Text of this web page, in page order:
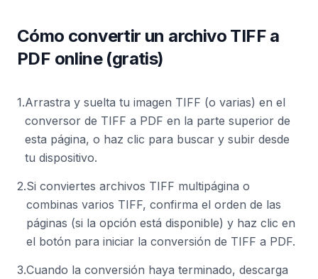
Cómo convertir un archivo TIFF a
PDF online (gratis)
1.Arrastra y suelta tu imagen TIFF (o varias) en el
conversor de TIFF a PDF en la parte superior de
esta página, o haz clic para buscar y subir desde
tu dispositivo.
2.Si conviertes archivos TIFF multipágina o
combinas varios TIFF, confirma el orden de las
páginas (si la opción está disponible) y haz clic en
el botón para iniciar la conversión de TIFF a PDF.
3.Cuando la conversión haya terminado, descarga